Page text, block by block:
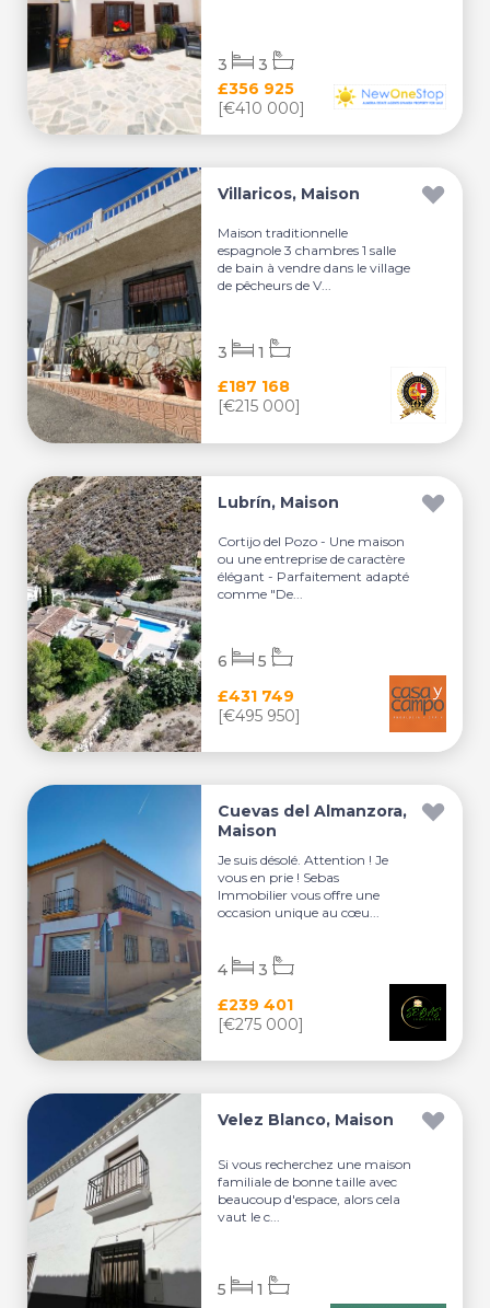
£356 925
[€410 000]
3 3
Villaricos, Maison
Maison traditionnelle
espagnole 3 chambres 1 salle
de bain à vendre dans le village
de pêcheurs de V...
£187 168
[€215 000]
3 1
Lubrín, Maison
Cortijo del Pozo - Une maison
ou une entreprise de caractère
élégant - Parfaitement adapté
comme "De...
£431 749
[€495 950]
6 5
Cuevas del Almanzora,
Maison
Je suis désolé. Attention ! Je
vous en prie ! Sebas
Immobilier vous offre une
occasion unique au cœu...
£239 401
[€275 000]
4 3
Velez Blanco, Maison
Si vous recherchez une maison
familiale de bonne taille avec
beaucoup d'espace, alors cela
vaut le c...
5 1